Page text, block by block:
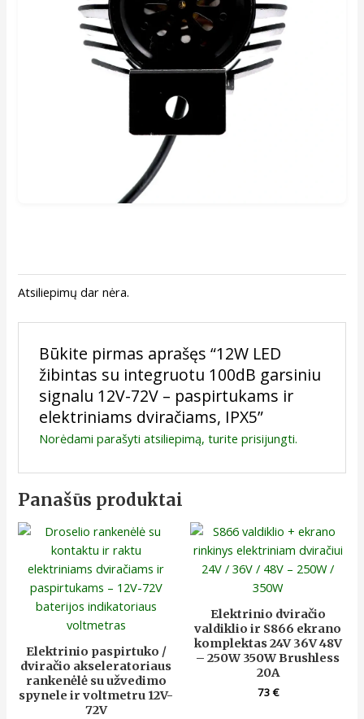
Atsiliepimų dar nėra.
Būkite pirmas aprašęs “12W LED
žibintas su integruotu 100dB garsiniu
signalu 12V-72V – paspirtukams ir
elektriniams dviračiams, IPX5”
Norėdami parašyti atsiliepimą, turite prisijungti.
Panašūs produktai
Elektrinio paspirtuko /
dviračio akseleratoriaus
rankenėlė su užvedimo
spynele ir voltmetru 12V-
72V
Elektrinio dviračio
valdiklio ir S866 ekrano
komplektas 24V 36V 48V
– 250W 350W Brushless
20A
73€